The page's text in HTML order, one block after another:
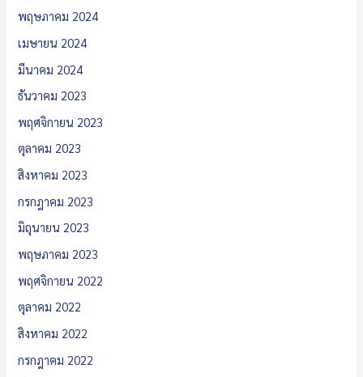
พฤษภาคม 2024
เมษายน 2024
มีนาคม 2024
ธันวาคม 2023
พฤศจิกายน 2023
ตุลาคม 2023
สิงหาคม 2023
กรกฎาคม 2023
มิถุนายน 2023
พฤษภาคม 2023
พฤศจิกายน 2022
ตุลาคม 2022
สิงหาคม 2022
กรกฎาคม 2022